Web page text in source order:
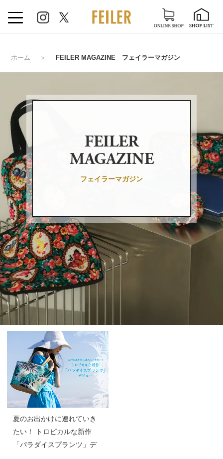
ホーム ＞ FEILER MAGAZINE フェイラーマガジン
FEILER
MAGAZINE
フェイラーマガジン
夏のお出かけに連れていき
たい！ トロピカルな新作
「パラダイスプランツ」デ